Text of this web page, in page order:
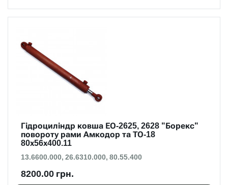
Гідроциліндр ковша ЕО-2625, 2628 "Борекс"
повороту рами Амкодор та ТО-18
80х56х400.11
13.6600.000, 26.6310.000, 80.55.400
8200.00 грн.